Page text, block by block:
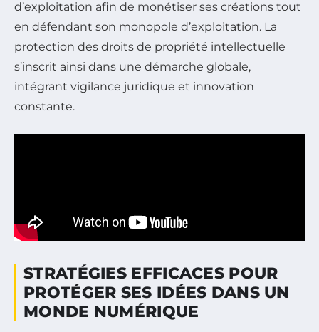
d’exploitation afin de monétiser ses créations tout
en défendant son monopole d’exploitation. La
protection des droits de propriété intellectuelle
s’inscrit ainsi dans une démarche globale,
intégrant vigilance juridique et innovation
constante.
STRATÉGIES EFFICACES POUR
PROTÉGER SES IDÉES DANS UN
MONDE NUMÉRIQUE